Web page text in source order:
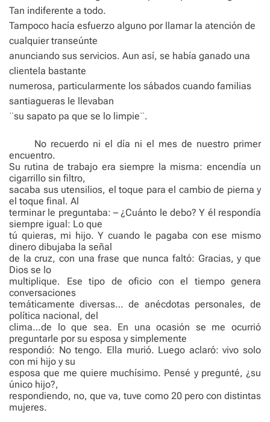
Tan indiferente a todo.
Tampoco hacía esfuerzo alguno por llamar la atención de
cualquier transeúnte
anunciando sus servicios. Aun así, se había ganado una
clientela bastante
numerosa, particularmente los sábados cuando familias
santiagueras le llevaban
¨su sapato pa que se lo limpie¨.
No recuerdo ni el día ni el mes de nuestro primer
encuentro.
Su rutina de trabajo era siempre la misma: encendía un
cigarrillo sin filtro,
sacaba sus utensilios, el toque para el cambio de pierna y
el toque final. Al
terminar le preguntaba: – ¿Cuánto le debo? Y él respondía
siempre igual: Lo que
tú quieras, mi hijo. Y cuando le pagaba con ese mismo
dinero dibujaba la señal
de la cruz, con una frase que nunca faltó: Gracias, y que
Dios se lo
multiplique. Ese tipo de oficio con el tiempo genera
conversaciones
temáticamente diversas… de anécdotas personales, de
política nacional, del
clima…de lo que sea. En una ocasión se me ocurrió
preguntarle por su esposa y simplemente
respondió: No tengo. Ella murió. Luego aclaró: vivo solo
con mi hijo y su
esposa que me quiere muchísimo. Pensé y pregunté, ¿su
único hijo?,
respondiendo, no, que va, tuve como 20 pero con distintas
mujeres.